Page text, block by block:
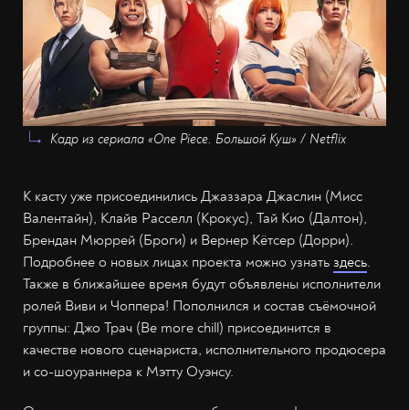
Кадр из сериала «One Piece. Большой Куш» / Netflix
К касту уже присоединились Джаззара Джаслин (Мисс
Валентайн), Клайв Расселл (Крокус), Тай Кио (Далтон),
Брендан Мюррей (Броги) и Вернер Кётсер (Дорри).
Подробнее о новых лицах проекта можно узнать здесь.
Также в ближайшее время будут объявлены исполнители
ролей Виви и Чоппера! Пополнился и состав съёмочной
группы: Джо Трач (Be more chill) присоединится в
качестве нового сценариста, исполнительного продюсера
и со-шоураннера к Мэтту Оуэнсу.